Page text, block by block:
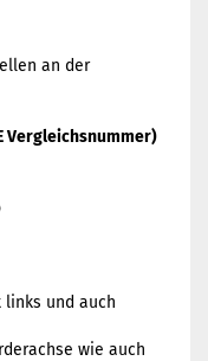
an der
Vergleichsnummer)
links und auch
wie auch